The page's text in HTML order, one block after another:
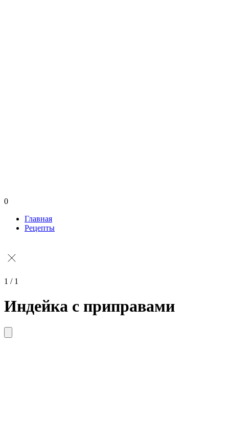
0
Главная
Рецепты
1 / 1
Индейка с приправами